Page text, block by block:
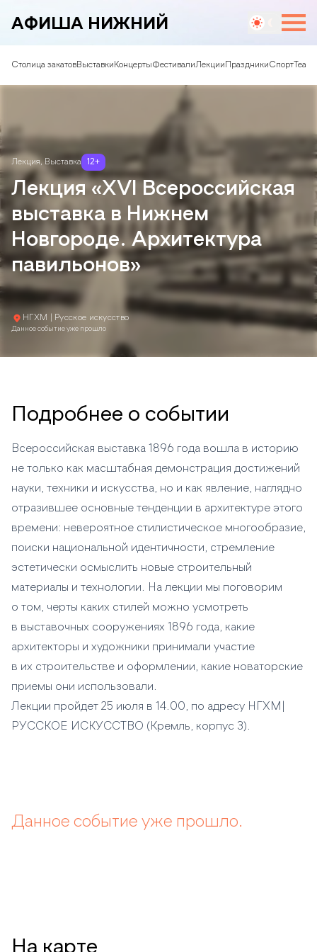
АФИША НИЖНИЙ
Столица закатовВыставкиКонцертыФестивалиЛекции ПраздникиСпорт
Лекция,Выставка 12+
Лекция «XVI Всероссийская
выставка в Нижнем
Новгороде. Архитектура
павильонов»
НГХМ | Русское искусство
Данное событие уже прошло
Подробнее о событии
Всероссийская выставка 1896 года вошла в историю
не только как масштабная демонстрация достижений
науки, техники и искусства, но и как явление, наглядно
отразившее основные тенденции в архитектуре этого
времени: невероятное стилистическое многообразие,
поиски национальной идентичности, стремление
эстетически осмыслить новые строительный
материалы и технологии. На лекции мы поговорим
о том, черты каких стилей можно усмотреть
в выставочных сооружениях 1896 года, какие
архитекторы и художники принимали участие
в их строительстве и оформлении, какие новаторские
приемы они использовали.
Лекции пройдет 25 июля в 14.00, по адресу НГХМ|
РУССКОЕ ИСКУССТВО (Кремль, корпус 3).
Данное событие уже прошло.
На карте